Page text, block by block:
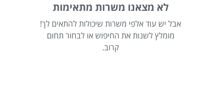
לא מצאנו משרות מתאימות
אבל יש עוד אלפי משרות שיכולות להתאים לך!
מומלץ לשנות את החיפוש או לבחור תחום
קרוב.